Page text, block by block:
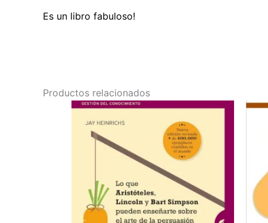
Es un libro fabuloso!
Productos relacionados